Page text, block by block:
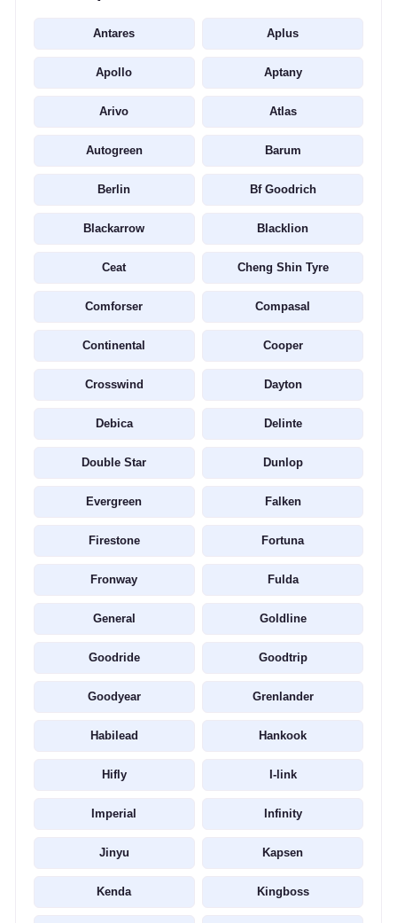
Antares Aplus
Apollo Aptany
Arivo Atlas
Autogreen Barum
Berlin Bf Goodrich
Blackarrow Blacklion
Ceat Cheng Shin Tyre
Comforser Compasal
Continental Cooper
Crosswind Dayton
Debica Delinte
Double Star Dunlop
Evergreen Falken
Firestone Fortuna
Fronway Fulda
General Goldline
Goodride Goodtrip
Goodyear Grenlander
Habilead Hankook
Hifly I-link
Imperial Infinity
Jinyu Kapsen
Kenda Kingboss